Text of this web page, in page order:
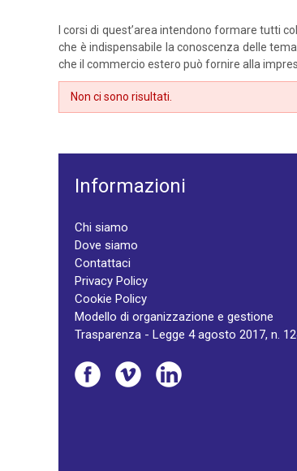
I corsi di quest’area intendono formare tutti
che è indispensabile la conoscenza delle
che il commercio estero può fornire alla
Non ci sono risultati.
Informazioni
Chi siamo
Dove siamo
Contattaci
Privacy Policy
Cookie Policy
Modello di organizzazione e gestione
Trasparenza - Legge 4 agosto 2017, n.